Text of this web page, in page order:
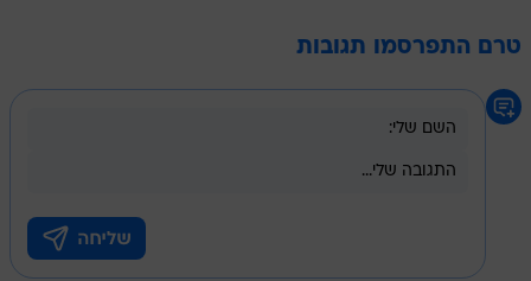
טרם התפרסמו תגובות